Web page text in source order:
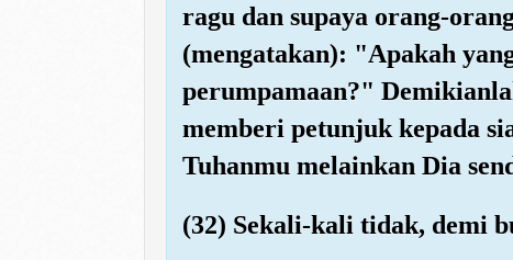
ragu dan supaya orang-
(mengatakan): "Apakah
perumpamaan?"
memberi petunjuk kepada
Tuhanmu melainkan Dia
(32) Sekali-kali tidak, demi